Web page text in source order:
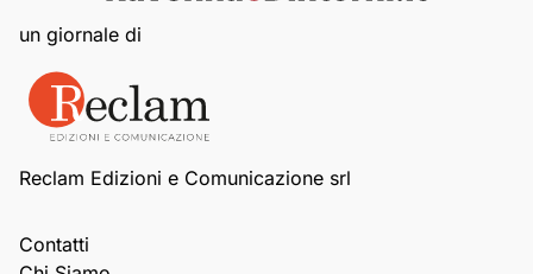
un giornale di
Reclam Edizioni e Comunicazione srl
Contatti